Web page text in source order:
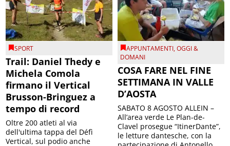
SPORT
Trail: Daniel Thedy e
Michela Comola
firmano il Vertical
Brusson-Bringuez a
tempo di record
Oltre 200 atleti al via
dell'ultima tappa del Défì
Vertical, sul podio anche
APPUNTAMENTI,OGGI &
DOMANI
COSA FARE NEL FINE
SETTIMANA IN VALLE
D’AOSTA
SABATO 8 AGOSTO ALLEIN –
All’area verde Le Plan-de-
Clavel prosegue “ItinerDante”,
le letture dantesche, con la